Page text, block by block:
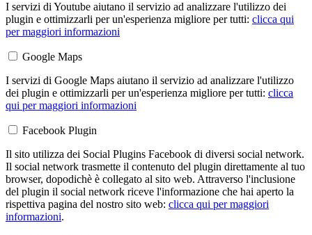
I servizi di Youtube aiutano il servizio ad analizzare l'utilizzo dei
plugin e ottimizzarli per un'esperienza migliore per tutti: clicca qui
per maggiori informazioni
Google Maps
I servizi di Google Maps aiutano il servizio ad analizzare l'utilizzo
dei plugin e ottimizzarli per un'esperienza migliore per tutti: clicca
qui per maggiori informazioni
Facebook Plugin
Il sito utilizza dei Social Plugins Facebook di diversi social network.
Il social network trasmette il contenuto del plugin direttamente al tuo
browser, dopodichè è collegato al sito web. Attraverso l'inclusione
del plugin il social network riceve l'informazione che hai aperto la
rispettiva pagina del nostro sito web: clicca qui per maggiori
informazioni.